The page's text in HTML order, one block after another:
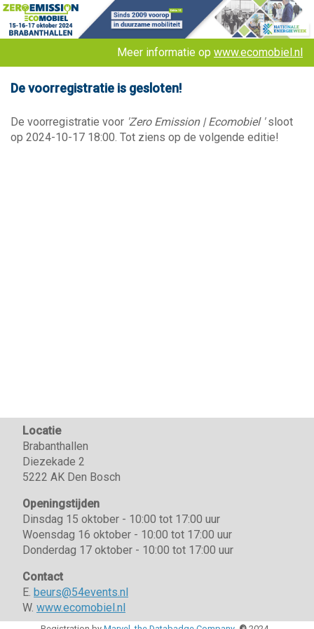
Meer informatie op www.ecomobiel.nl
De voorregistratie is gesloten!
De voorregistratie voor 'Zero Emission | Ecomobiel ' sloot
op 2024-10-17 18:00. Tot ziens op de volgende editie!
Locatie
Brabanthallen
Diezekade 2
5222 AK Den Bosch
Openingstijden
Dinsdag 15 oktober - 10:00 tot 17:00 uur
Woensdag 16 oktober - 10:00 tot 17:00 uur
Donderdag 17 oktober - 10:00 tot 17:00 uur
Contact
E. beurs@54events.nl
W. www.ecomobiel.nl